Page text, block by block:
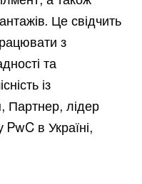
Це свідчить
з
та
із
, Партнер, лідер
PwC в Україні,